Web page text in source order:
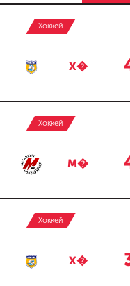
Хоккей
Х�
Хоккей
М�
Хоккей
Х�